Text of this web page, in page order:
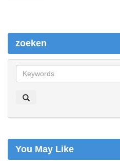
zoeken
o
n
You May Like